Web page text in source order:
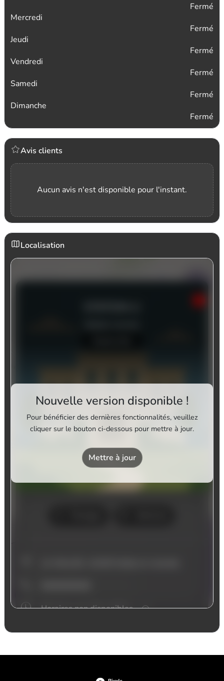
Fermé
Mercredi
Fermé
Jeudi
Fermé
Vendredi
Fermé
Samedi
Fermé
Dimanche
Fermé
Avis clients
Aucun avis n'est disponible pour l'instant.
Localisation